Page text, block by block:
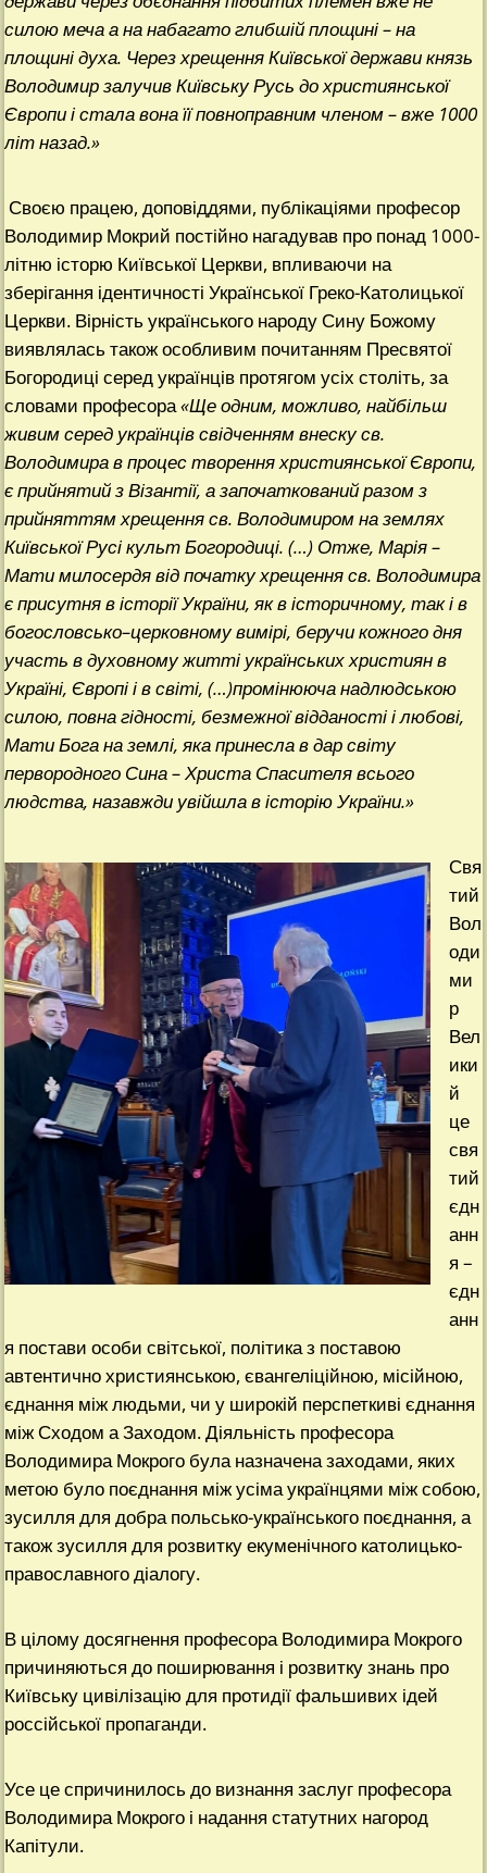
силою меча а на набагато глибшій площині – на
площині духа. Через хрещення Київської держави князь
Володимир залучив Київську Русь до християнської
Європи і стала вона її повноправним членом – вже 1000
літ назад.»
Своєю працею, доповіддями, публікаціями професор
Володимир Мокрий постійно нагадував про понад 1000-
літню історю Київської Церкви, впливаючи на
зберігання ідентичності Української Греко-Католицької
Церкви. Вірність українського народу Сину Божому
виявлялась також особливим почитанням Пресвятої
Богородиці серед українців протягом усіх століть, за
словами професора«Ще одним, можливо, найбільш
живим серед українців свідченням внеску св.
Володимира в процес творення християнської Європи,
є прийнятий з Візантії, а започаткований разом з
прийняттям хрещення св. Володимиром на землях
Київської Русі культ Богородиці. (…) Отже, Марія –
Мати милосердя від початку хрещення св. Володимира
є присутня в історії України, як в історичному, так і в
богословсько–церковномувимірі, беручи кожного дня
участь в духовному житті українських християн в
Україні, Європі і в світі, (…)промінююча надлюдською
силою, повна гідності, безмежної відданості і любові,
Мати Бога на землі, яка принесла в дар світу
первородного Сина – Христа Спасителя всього
людства, назавжди увійшла в історію України.»
Свя
тий
Вол
оди
ми
р
Вел
ики
й
це
свя
тий
єдн
анн
я –
єдн
анн
я постави особи світської, політика з поставою
автентично християнською, євангеліційною, місійною,
єднання між людьми, чи у широкій перспеткиві єднання
між Сходом а Заходом. Діяльність професора
Володимира Мокрого була назначена заходами, яких
метою було поєднання між усіма українцями між собою,
зусилля для добра польсько-українського поєднання, а
також зусилля для розвитку екуменічного католицько-
православного діалогу.
В цілому досягнення професора Володимира Мокрого
причиняються до поширювання і розвитку знань про
Київську цивілізацію для протидії фальшивих ідей
россійської пропаганди.
Усе це спричинилось до визнання заслуг професора
Володимира Мокрого і надання статутних нагород
Капітули.